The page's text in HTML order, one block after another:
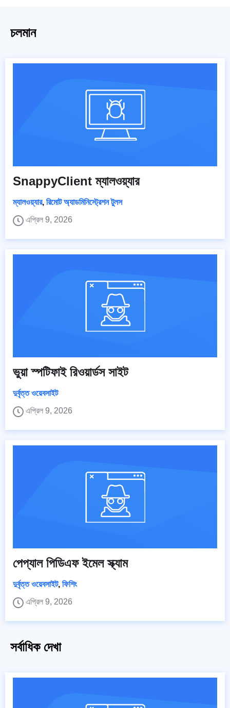
চলমান
SnappyClient ম্যালওয়্যার
ম্যালওয়্যার, রিমোট অ্যাডমিনিস্ট্রেশন টুলস
এপ্রিল 9, 2026
ভুয়া স্পটিফাই রিওয়ার্ডস সাইট
দুর্বৃত্ত ওয়েবসাইট
এপ্রিল 9, 2026
পেপ্যাল পিডিএফ ইমেল স্ক্যাম
দুর্বৃত্ত ওয়েবসাইট, ফিশিং
এপ্রিল 9, 2026
সর্বাধিক দেখা